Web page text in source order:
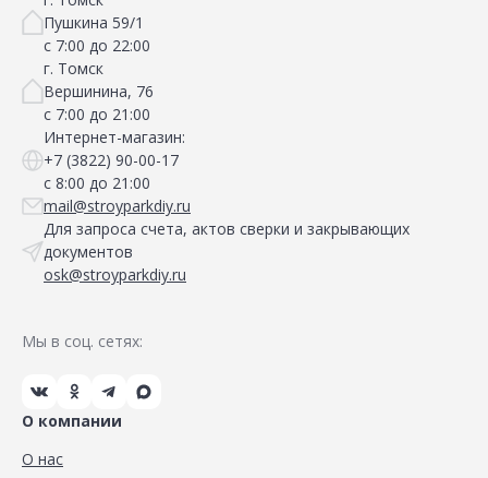
Пушкина 59/1
с 7:00 до 22:00
г. Томск
Вершинина, 76
с 7:00 до 21:00
Интернет-магазин:
+7 (3822) 90-00-17
с 8:00 до 21:00
mail@stroyparkdiy.ru
Для запроса счета, актов сверки и закрывающих
документов
osk@stroyparkdiy.ru
Мы в соц. сетях:
О компании
О нас